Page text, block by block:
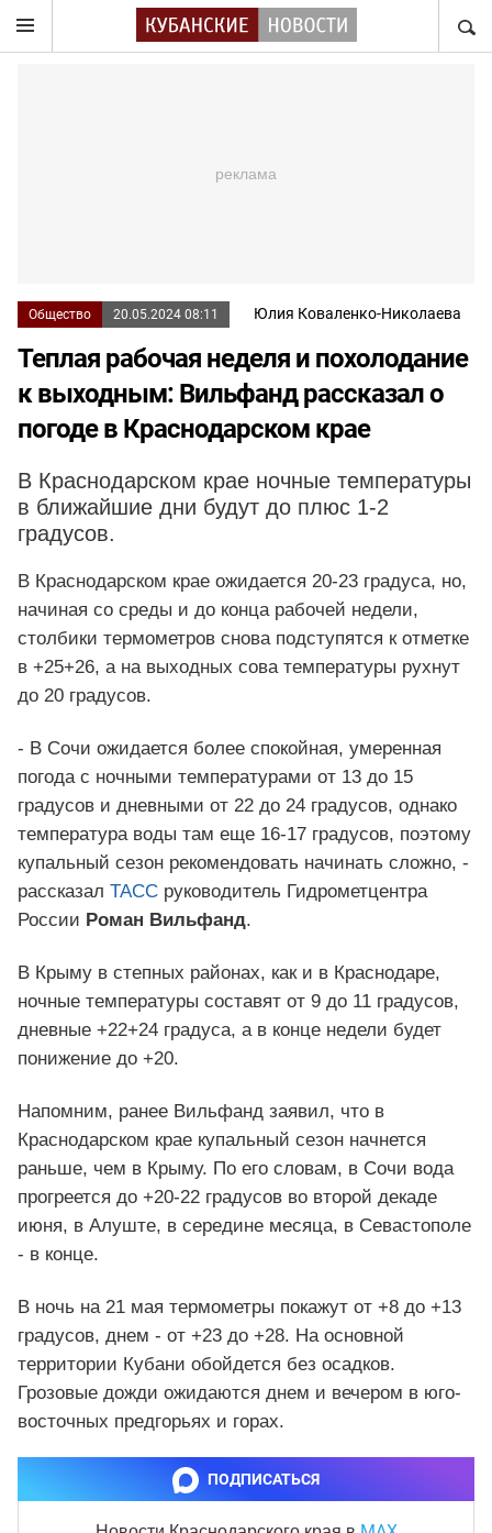
Общество 20.05.2024 08:11 Юлия Коваленко-Николаева
Теплая рабочая неделя и похолодание
к выходным: Вильфанд рассказал о
погоде в Краснодарском крае
В Краснодарском крае ночные температуры
в ближайшие дни будут до плюс 1-2
градусов.
В Краснодарском крае ожидается 20-23 градуса, но,
начиная со среды и до конца рабочей недели,
столбики термометров снова подступятся к отметке
в +25+26, а на выходных сова температуры рухнут
до 20 градусов.
- В Сочи ожидается более спокойная, умеренная
погода с ночными температурами от 13 до 15
градусов и дневными от 22 до 24 градусов, однако
температура воды там еще 16-17 градусов, поэтому
купальный сезон рекомендовать начинать сложно, -
рассказал ТАСС руководитель Гидрометцентра
России Роман Вильфанд.
В Крыму в степных районах, как и в Краснодаре,
ночные температуры составят от 9 до 11 градусов,
дневные +22+24 градуса, а в конце недели будет
понижение до +20.
Напомним, ранее Вильфанд заявил, что в
Краснодарском крае купальный сезон начнется
раньше, чем в Крыму. По его словам, в Сочи вода
прогреется до +20-22 градусов во второй декаде
июня, в Алуште, в середине месяца, в Севастополе
- в конце.
В ночь на 21 мая термометры покажут от +8 до +13
градусов, днем - от +23 до +28. На основной
территории Кубани обойдется без осадков.
Грозовые дожди ожидаются днем и вечером в юго-
восточных предгорьях и горах.
ПОДПИСАТЬСЯ